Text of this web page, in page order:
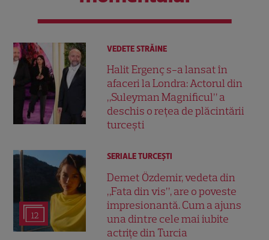
VEDETE STRĂINE
Halit Ergenç s-a lansat în
afaceri la Londra: Actorul din
„Suleyman Magnificul” a
deschis o rețea de plăcintării
turcești
12
SERIALE TURCEŞTI
Demet Özdemir, vedeta din
„Fata din vis”, are o poveste
impresionantă. Cum a ajuns
una dintre cele mai iubite
actrițe din Turcia